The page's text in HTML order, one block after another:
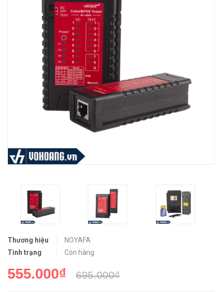
Thương hiệu
NOYAFA
Tình trạng
Còn hàng
555.000₫ 695.000₫